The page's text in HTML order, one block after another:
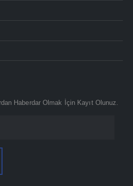
Haberdar Olmak İçin Kayıt Olunuz.